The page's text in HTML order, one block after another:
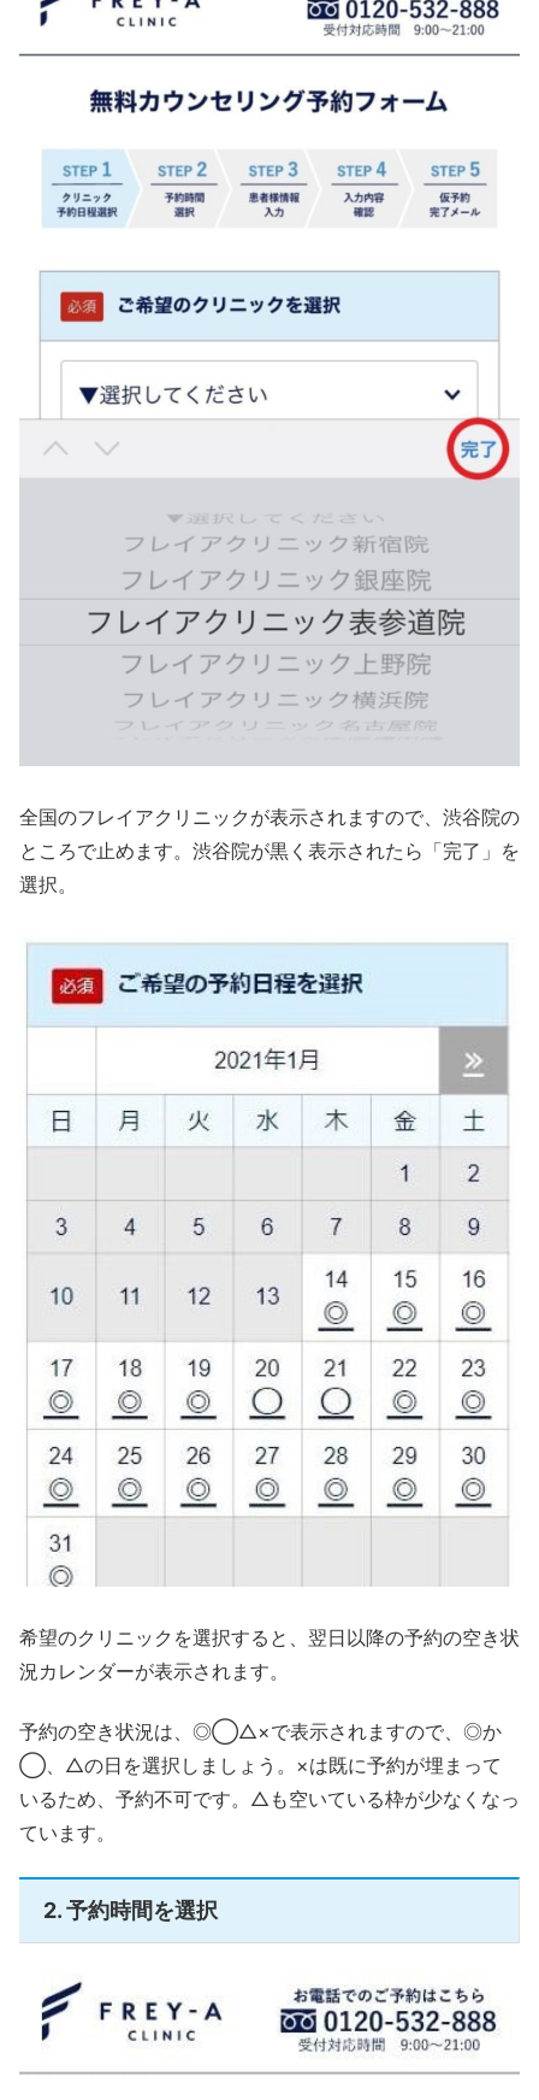
全国のフレイアクリニックが表示されますので、渋谷院の
ところで止めます。渋谷院が黒く表示されたら「完了」を
選択。
希望のクリニックを選択すると、翌日以降の予約の空き状
況カレンダーが表示されます。
予約の空き状況は、◎◯△×で表示されますので、◎か
◯、△の日を選択しましょう。×は既に予約が埋まって
いるため、予約不可です。△も空いている枠が少なくなっ
ています。
2. 予約時間を選択